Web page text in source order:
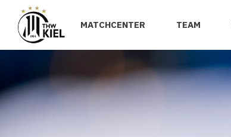
MATCHCENTER TEAM